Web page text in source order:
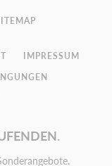
IMPRESSUM